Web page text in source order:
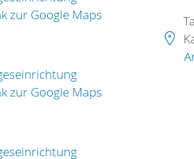
zur Google Maps
zur Google Maps